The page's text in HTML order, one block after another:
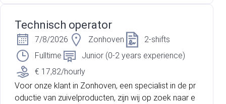
Technisch operator
7/8/2026 Zonhoven
2-shifts
Fulltime
Junior (0-2 years experience)
€ 17,82/hourly
Voor onze klant in Zonhoven, een specialist in de pr
oductie van zuivelproducten, zijn wij op zoek naar e